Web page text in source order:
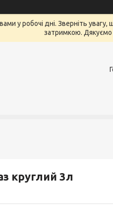
у робочі дні. Зверніть
затримкою. Дякуємо
круглий 3л